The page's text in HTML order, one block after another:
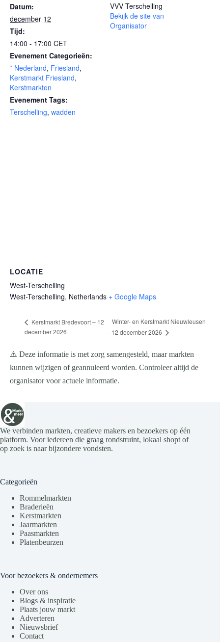
Datum:
december 12
Tijd:
14:00 - 17:00 CET
Evenement Categorieën:
* Nederland, Friesland,
Kerstmarkt Friesland,
Kerstmarkten
Evenement Tags:
Terschelling, wadden
VVV Terschelling
Bekijk de site van
Organisator
LOCATIE
West-Terschelling
West-Terschelling, Netherlands + Google Maps
Kerstmarkt Bredevoort – 12
december 2026
Winter- en Kerstmarkt Nieuwleusen
– 12 december 2026
⚠️ Deze informatie is met zorg samengesteld, maar markten
kunnen wijzigen of geannuleerd worden. Controleer altijd de
organisator voor actuele informatie.
We verbinden markten, creatieve makers en bezoekers op één
platform. Voor iedereen die graag rondstruint, lokaal shopt of
op zoek is naar bijzondere vondsten.
Categorieën
Rommelmarkten
Braderieën
Kerstmarkten
Jaarmarkten
Paasmarkten
Platenbeurzen
Voor bezoekers & ondernemers
Over ons
Blogs & inspiratie
Plaats jouw markt
Adverteren
Nieuwsbrief
Contact